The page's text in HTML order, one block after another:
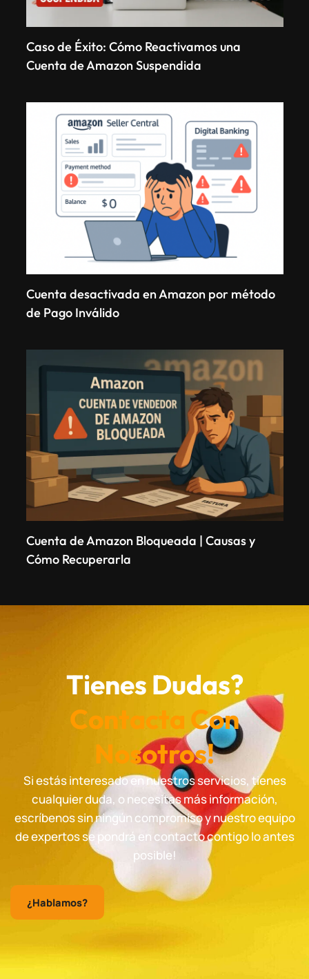
Caso de Éxito: Cómo Reactivamos una
Cuenta de Amazon Suspendida
Cuenta desactivada en Amazon por método
de Pago Inválido
Cuenta de Amazon Bloqueada | Causas y
Cómo Recuperarla
Tienes Dudas?
Contacta Con
Nosotros!
Si estás interesado en nuestros servicios, tienes
cualquier duda, o necesitas más información,
escríbenos sin ningún compromiso y nuestro equipo
de expertos se pondrá en contacto contigo lo antes
posible!
¿Hablamos?